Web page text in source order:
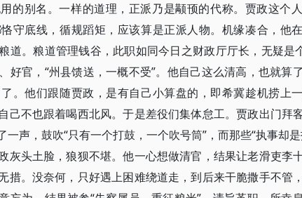
的别名。一样的道理，正派乃是颟顸的代称。贾政这个
守底线，循规蹈矩，应该算是正派人物。机缘凑合，他
道。粮道管理钱谷，此职如同今日之财政厅厅长，无疑是
好官，“州县馈送，一概不受”。他自己这么清高，也就算
。他们跟随贾政，是有自己小算盘的，即希冀趁机捞上
己不也跟着喝西北风。于是差役们集体怠工。贾政出门拜
声，鼓吹“只有一个打鼓，一个吹号筒”，而那些“执事却是
灰头土脸，狼狈不堪。他一心想做清官，结果让老滑吏李
措。没奈何，只好遇上困难绕道走，到后来干脆撒手不管